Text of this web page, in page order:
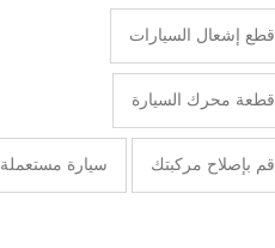
قطع إشعال السيارات
قطعة محرك السيارة
قم بإصلاح مركبتك سيارة مستعملة